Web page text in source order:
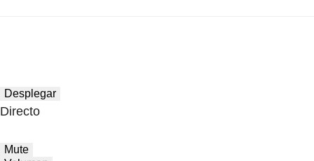
Desplegar
Directo
Mute